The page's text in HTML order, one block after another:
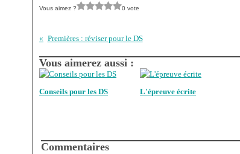
Vous aimez ? 0 vote
Premières : réviser pour le DS
Vous aimerez aussi :
Conseils pour les DS L'épreuve écrite
Commentaires